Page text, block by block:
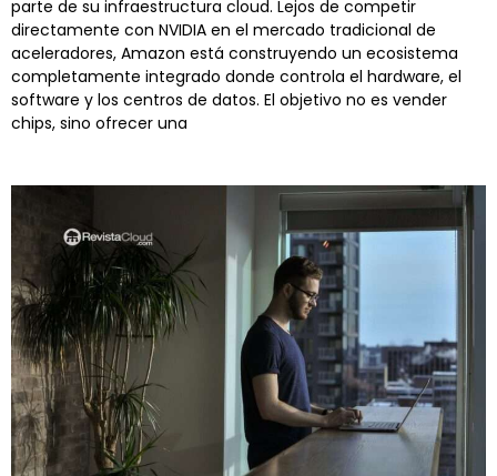
parte de su infraestructura cloud. Lejos de competir
directamente con NVIDIA en el mercado tradicional de
aceleradores, Amazon está construyendo un ecosistema
completamente integrado donde controla el hardware, el
software y los centros de datos. El objetivo no es vender
chips, sino ofrecer una